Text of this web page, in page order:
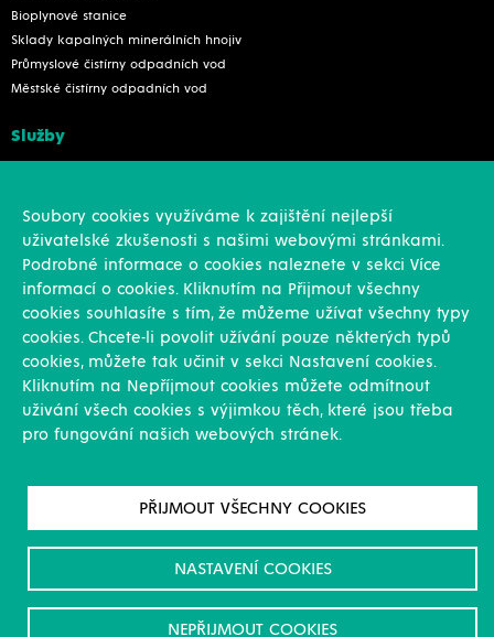
Bioplynové stanice
Sklady kapalných minerálních hnojiv
Průmyslové čistírny odpadních vod
Městské čistírny odpadních vod
Služby
Novinky
Reference
Kariéra
Soubory cookies využíváme k zajištění nejlepší
uživatelské zkušenosti s našimi webovými stránkami.
Podrobné informace o cookies naleznete v sekci Více
informací o cookies. Kliknutím na Přijmout všechny
cookies souhlasíte s tím, že můžeme užívat všechny typy
cookies. Chcete-li povolit užívání pouze některých typů
cookies, můžete tak učinit v sekci Nastavení cookies.
Kliknutím na Nepříjmout cookies můžete odmítnout
uživání všech cookies s výjimkou těch, které jsou třeba
pro fungování našich webových stránek.
PŘIJMOUT VŠECHNY COOKIES
NASTAVENÍ COOKIES
NEPŘIJMOUT COOKIES